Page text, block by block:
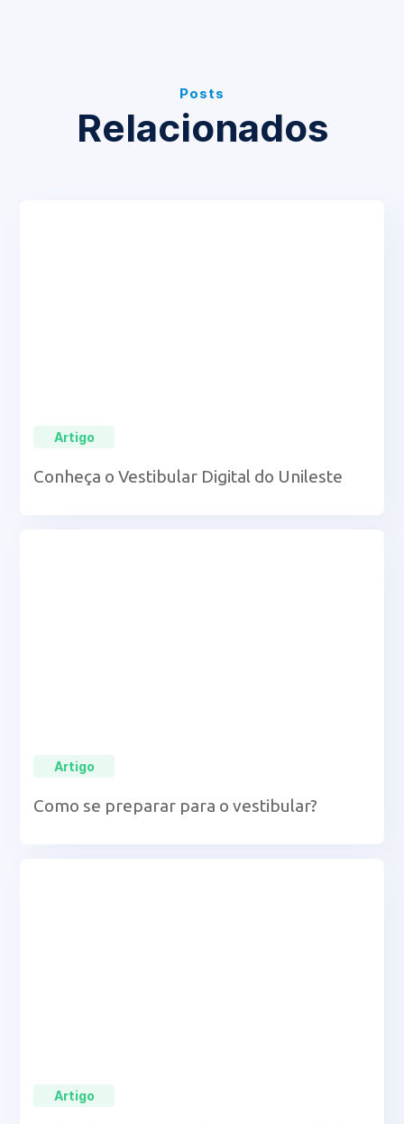
Posts
Relacionados
Artigo
Conheça o Vestibular Digital do Unileste
Artigo
Como se preparar para o vestibular?
Artigo